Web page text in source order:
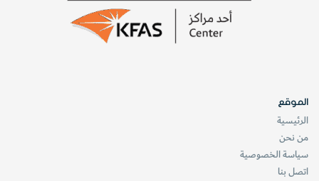
الموقع
الرئيسية
من نحن
سياسة الخصوصية
اتصل بنا